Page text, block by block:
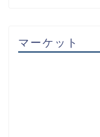
マーケット